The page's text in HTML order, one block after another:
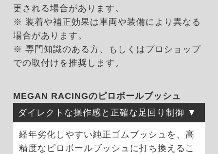
更される場合があります。
※ 装着や補正効果は車両や装備により異なる
場合があります。
※ 専門知識のある方、もしくはプロショップ
での取付けを推奨します。
MEGAN RACINGのピロボールブッシュ
ダイレクトな操作感と正確な足回り制御
経年劣化しやすい純正ゴムブッシュを、高
精度なピロボールブッシュに打ち換えるこ